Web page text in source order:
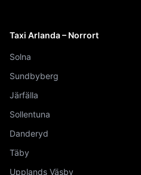
Taxi Arlanda – Norrort
Solna
Sundbyberg
Järfälla
Sollentuna
Danderyd
Täby
Upplands Väsby